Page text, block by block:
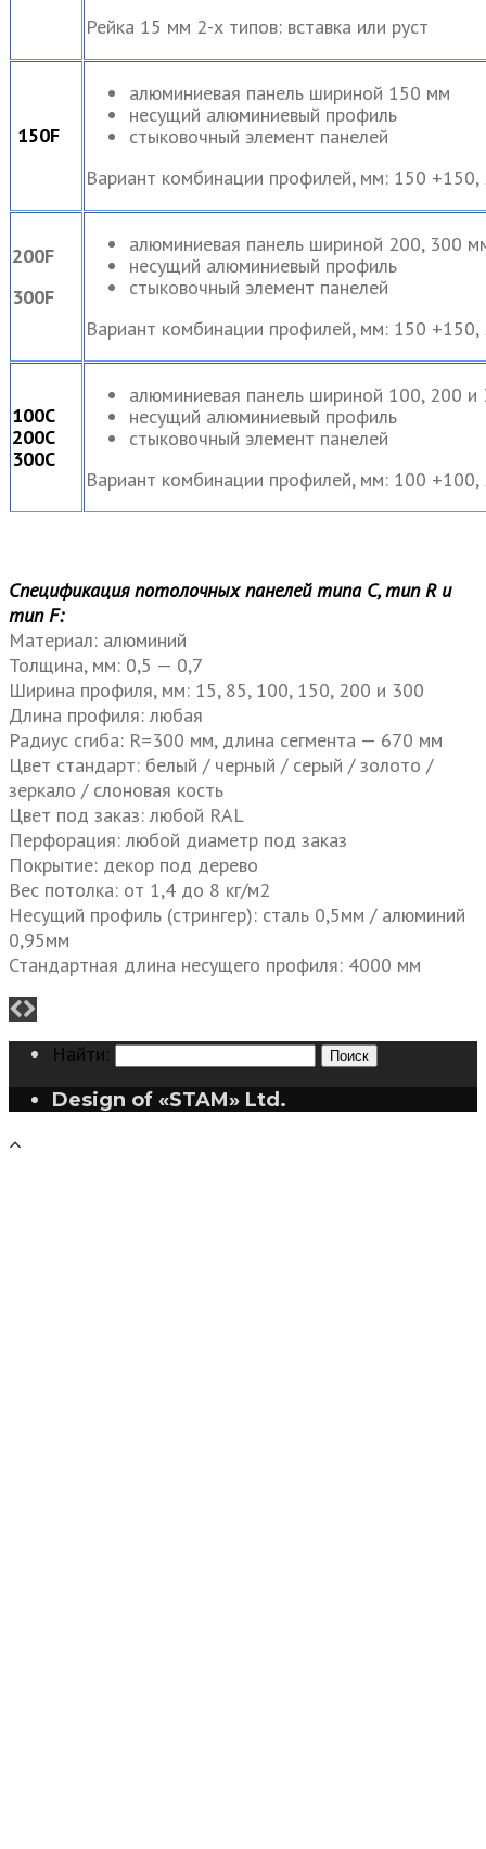
Рейка 15 мм 2-х типов: вставка или руст
150F
алюминиевая панель шириной 150 мм
несущий алюминиевый профиль
стыковочный элемент панелей
Вариант комбинации профилей, мм: 150
200F
300F
алюминиевая панель шириной 200, 300
несущий алюминиевый профиль
стыковочный элемент панелей
Вариант комбинации профилей, мм: 150
100С
200С
300С
алюминиевая панель шириной 100, 200
несущий алюминиевый профиль
стыковочный элемент панелей
Вариант комбинации профилей, мм: 100
Спецификация потолочных панелей типа С, тип R и
тип F:
Материал: алюминий
Толщина, мм: 0,5 — 0,7
Ширина профиля, мм: 15, 85, 100, 150, 200 и 300
Длина профиля: любая
Радиус сгиба: R=300 мм, длина сегмента — 670 мм
Цвет стандарт: белый / черный / серый / золото /
зеркало / слоновая кость
Цвет под заказ: любой RAL
Перфорация: любой диаметр под заказ
Покрытие: декор под дерево
Вес потолка: от 1,4 до 8 кг/м2
Несущий профиль (стрингер): сталь 0,5мм / алюминий
0,95мм
Стандартная длина несущего профиля: 4000 мм
Найти:
Design of «STAM» Ltd.